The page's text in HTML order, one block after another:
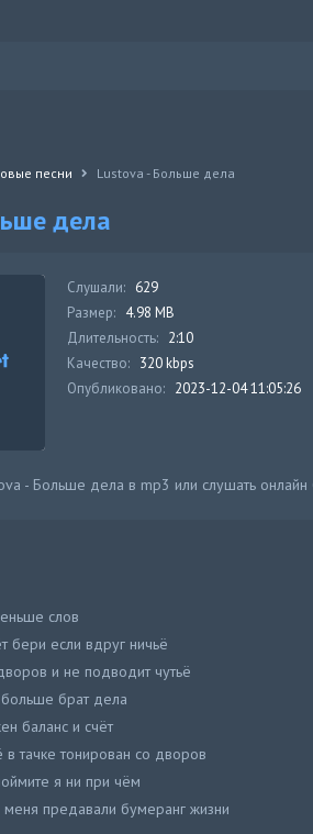
песни Lustova - Больше дела
дела
Слушали: 629
Размер: 4.98 MB
Длительность: 2:10
Качество: 320 kbps
Опубликовано: 2023-12-04 11:05:26
- Больше дела в mp3 или слушать онлайн
слов
бери если вдруг ничьё
и не подводит чутьё
брат дела
баланс и счёт
в тачке тонирован со дворов
я ни при чём
предавали бумеранг жизни